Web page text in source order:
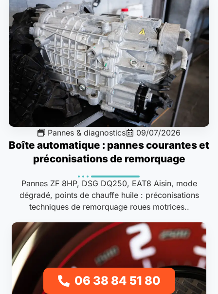
Pannes & diagnostics 09/07/2026
Boîte automatique : pannes courantes et
préconisations de remorquage
Pannes ZF 8HP, DSG DQ250, EAT8 Aisin, mode
dégradé, points de chauffe huile : préconisations
techniques de remorquage roues motrices..
06 38 84 51 80